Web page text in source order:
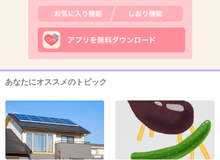
ドラマ見ようと思ってたけど、満島ひかりの声
が思ったより甲高くて耳に刺さる
13. 匿名2015/06/27(土) 10:13:25
あなたにオススメのトピック